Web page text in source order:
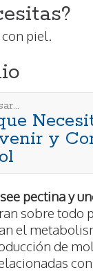
con piel.
y
pectina y
sobre todo
el
de